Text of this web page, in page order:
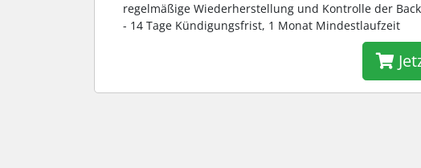
regelmäßige Wiederherstellung und Kontrolle der
- 14 Tage Kündigungsfrist, 1 Monat Mindestlaufzeit